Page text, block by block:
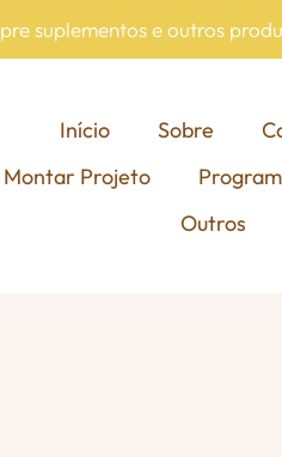
suplementos e outros
Início Sobre
Montar Projeto
Outros